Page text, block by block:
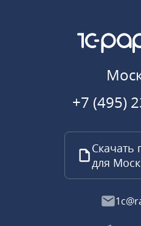
+7 (495)
Скачать
для